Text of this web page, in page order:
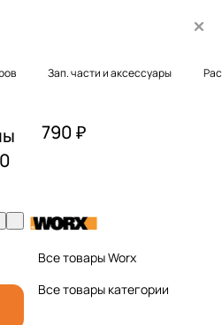
Зап. части и аксессуары
790 ₽
Все товары Worx
Все товары категории